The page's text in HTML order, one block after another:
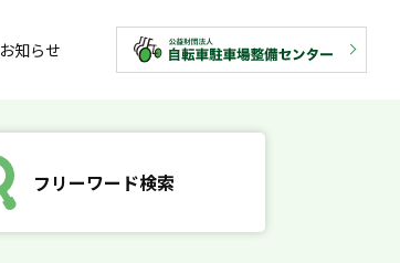
お知らせ
フリーワード検索